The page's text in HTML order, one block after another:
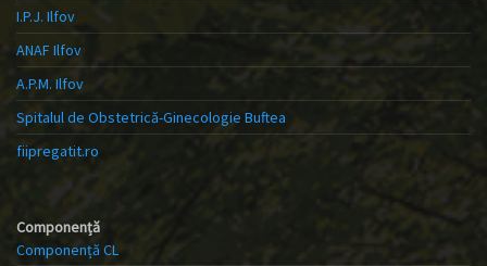
I.P.J. Ilfov
ANAF Ilfov
A.P.M. Ilfov
Spitalul de Obstetrică-Ginecologie Buftea
fiipregatit.ro
Componență
Componență CL